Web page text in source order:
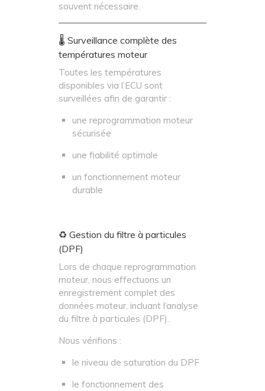
souvent nécessaire.
🌡️ Surveillance complète des
températures moteur
Toutes les températures
disponibles via l’ECU sont
surveillées afin de garantir :
une reprogrammation moteur
sécurisée
une fiabilité optimale
un fonctionnement moteur
durable
♻️ Gestion du filtre à particules
(DPF)
Lors de chaque reprogrammation
moteur, nous effectuons un
enregistrement complet des
données moteur, incluant l’analyse
du filtre à particules (DPF).
Nous vérifions :
le niveau de saturation du DPF
le fonctionnement des